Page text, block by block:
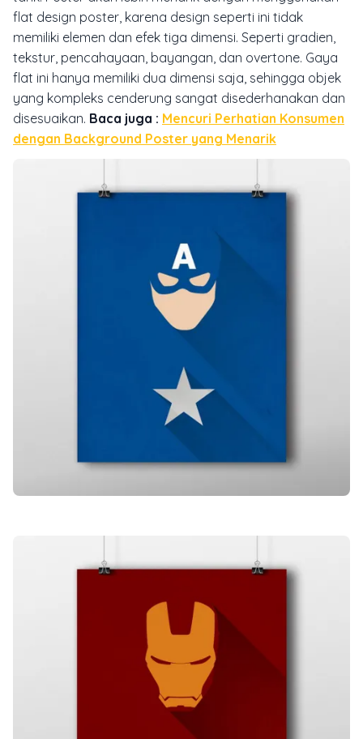
flat design poster, karena design seperti ini tidak
memiliki elemen dan efek tiga dimensi. Seperti gradien,
tekstur, pencahayaan, bayangan, dan overtone. Gaya
flat ini hanya memiliki dua dimensi saja, sehingga objek
yang kompleks cenderung sangat disederhanakan dan
disesuaikan. Baca juga : Mencuri Perhatian Konsumen
dengan Background Poster yang Menarik